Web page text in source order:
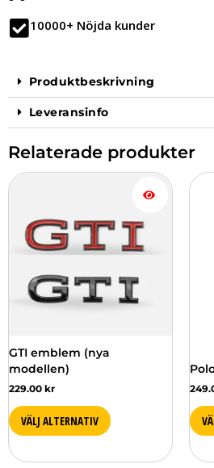
10000+ Nöjda kunder
Produktbeskrivning
Leveransinfo
Relaterade produkter
GTI emblem (nya
modellen)
229.00 kr
VÄLJ ALTERNATIV
Den
har
flera
olika
alternativen
på
produktsidan